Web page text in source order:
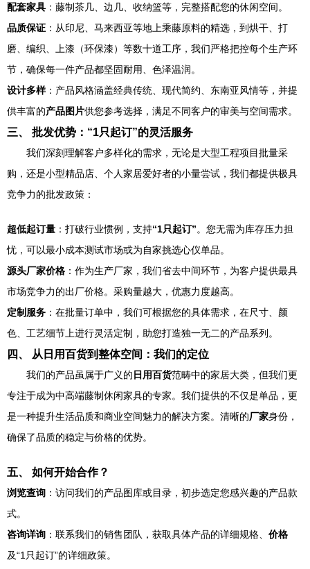
配套家具 ：藤制茶几、边几、收纳篮等，完整搭配您的休闲空间。
品质保证 ：从印尼、马来西亚等地上乘藤原料的精选，到烘干、打
磨、编织、上漆（环保漆）等数十道工序，我们严格把控每个生产环
节，确保每一件产品都坚固耐用、色泽温润。
设计多样：产品风格涵盖经典传统、现代简约、东南亚风情等，并提
供丰富的产品图片供您参考选择，满足不同客户的审美与空间需求。
三、 批发优势：“1只起订”的灵活服务
我们深刻理解客户多样化的需求，无论是大型工程项目批量采
购，还是小型精品店、个人家居爱好者的小量尝试，我们都提供极具
竞争力的批发政策：
超低起订量 ：打破行业惯例，支持“1只起订”。您无需为库存压力担
忧，可以最小成本测试市场或为自家挑选心仪单品。
源头厂家价格 ：作为生产厂家，我们省去中间环节，为客户提供最具
市场竞争力的出厂价格。采购量越大，优惠力度越高。
定制服务 ：在批量订单中，我们可根据您的具体需求，在尺寸、颜
色、工艺细节上进行灵活定制，助您打造独一无二的产品系列。
四、 从日用百货到整体空间：我们的定位
我们的产品虽属于广义的 日用百货范畴中的家居大类，但我们更
专注于成为中高端藤制休闲家具的专家。我们提供的不仅是单品，更
是一种提升生活品质和商业空间魅力的解决方案。清晰的厂家身份，
确保了品质的稳定与价格的优势。
五、 如何开始合作？
浏览查询 ：访问我们的产品图库或目录，初步选定您感兴趣的产品款
式。
咨询详询 ：联系我们的销售团队，获取具体产品的详细规格、 价格
及“1只起订”的详细政策。